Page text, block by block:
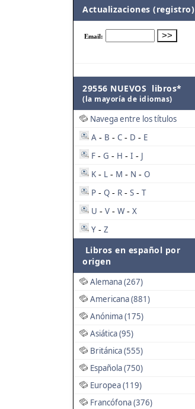
Actualizaciones (registro)
29556 NUEVOS libros*
(la mayoría de idiomas)
Navega entre los títulos
A - B - C - D - E
F - G - H - I - J
K - L - M - N - O
P - Q - R - S - T
U - V - W - X
Y - Z
Libros en español por
origen
Alemana (267)
Americana (881)
Anónima (175)
Asiática (95)
Británica (555)
Española (750)
Europea (119)
Francófona (376)